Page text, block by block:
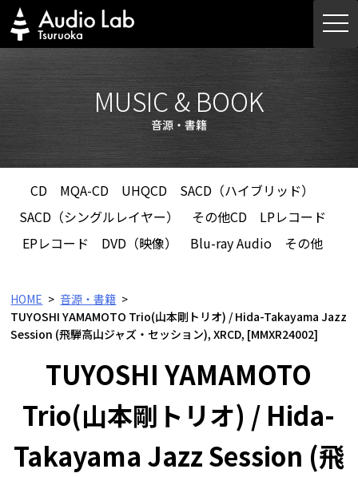
Skip
to
content
MUSIC & BOOK
音源・書籍
CD MQA-CD UHQCD
SACD（ハイブリッド）
SACD（シングルレイヤー）
その他CD
LPレコード
EPレコード
DVD（映像） Blu-ray Audio その他
HOME
音源・書籍
TUYOSHI YAMAMOTO Trio(山本剛トリオ) / Hida-Takayama Jazz
Session (飛騨高山ジャズ・セッション), XRCD, [MMXR24002]
TUYOSHI YAMAMOTO
Trio(山本剛トリオ) / Hida-
Takayama Jazz Session (飛